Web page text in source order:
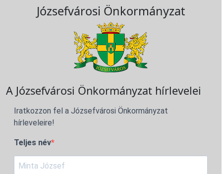
Józsefvárosi Önkormányzat
A Józsefvárosi Önkormányzat hírlevelei
Iratkozzon fel a Józsefvárosi Önkormányzat
hírleveleire!
Teljes név